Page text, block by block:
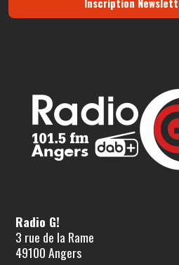
Radio G!
3 rue de la Rame
49100 Angers